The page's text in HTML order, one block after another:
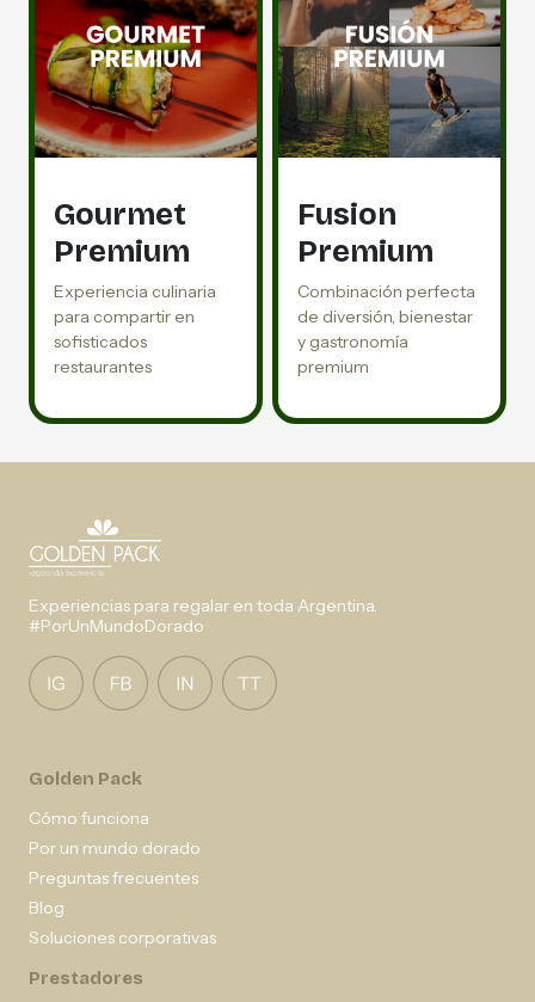
Gourmet
Premium
Experiencia culinaria
para compartir en
sofisticados
restaurantes
Fusion
Premium
Combinación perfecta
de diversión, bienestar
y gastronomía
premium
Experiencias para regalar en toda Argentina.
#PorUnMundoDorado
Golden Pack
Cómo funciona
Por un mundo dorado
Preguntas frecuentes
Blog
Soluciones corporativas
Prestadores